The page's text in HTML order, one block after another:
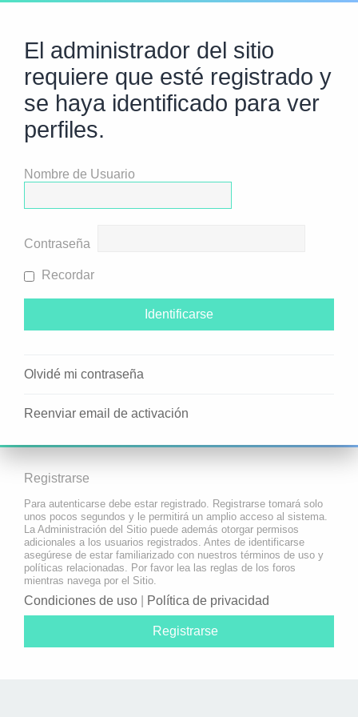
El administrador del sitio
requiere que esté registrado y
se haya identificado para ver
perfiles.
Nombre de Usuario
Contraseña
Recordar
Olvidé mi contraseña
Reenviar email de activación
Registrarse
Para autenticarse debe estar registrado. Registrarse tomará solo
unos pocos segundos y le permitirá un amplio acceso al sistema.
La Administración del Sitio puede además otorgar permisos
adicionales a los usuarios registrados. Antes de identificarse
asegúrese de estar familiarizado con nuestros términos de uso y
políticas relacionadas. Por favor lea las reglas de los foros
mientras navega por el Sitio.
Condiciones de uso Política de privacidad
Registrarse